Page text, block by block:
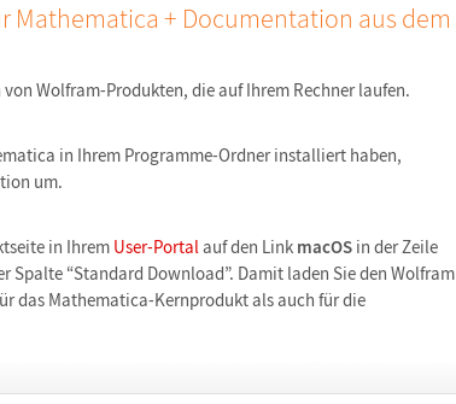
Mathematica + Documentation aus dem
Wolfram-Produkten, die auf Ihrem Rechner laufen.
in Ihrem Programme-Ordner installiert haben,
um.
in Ihrem User-Portalauf den Link macOS in der Zeile
Spalte “Standard Download”. Damit laden Sie den Wolfram
das Mathematica-Kernprodukt als auch für die